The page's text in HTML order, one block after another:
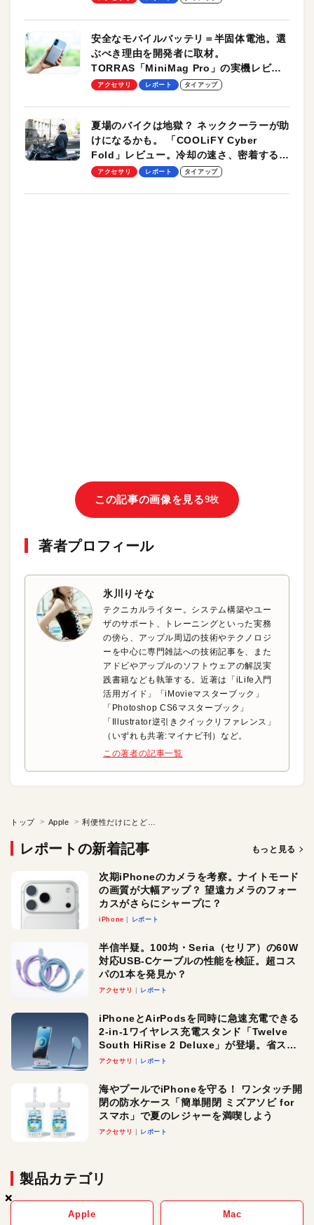
×
×
×
安全なモバイルバッテリ＝半固体電池。選
ぶべき理由を開発者に取材。
TORRAS「MiniMag Pro」の実機レビュ
ーも
アクセサリ レポート タイアップ
夏場のバイクは地獄？ ネッククーラーが助
けになるかも。 「COOLiFY Cyber
Fold」レビュー。冷却の速さ、密着する冷
却プレート、シンプルな操作性がグッド！
アクセサリ レポート タイアップ
この記事の画像を見る9枚
著者プロフィール
氷川りそな
テクニカルライター。システム構築やユー
ザのサポート、トレーニングといった実務
の傍ら、アップル周辺の技術やテクノロジ
ーを中心に専門雑誌への技術記事を、また
アドビやアップルのソフトウェアの解説実
践書籍なども執筆する。近著は「iLife入門
活用ガイド」「iMovieマスターブック」
「Photoshop CS6マスターブック」
「Illustrator逆引きクイックリファレンス」
（いずれも共著:マイナビ刊）など。
この著者の記事一覧
トップ Apple 利便性だけにとどまらない Apple SIMが見据える未来
レポートの新着記事 もっと見る
次期iPhoneのカメラを考察。ナイトモード
の画質が大幅アップ？ 望遠カメラのフォー
カスがさらにシャープに？
iPhone レポート
半信半疑。100均・Seria（セリア）の60W
対応USB-Cケーブルの性能を検証。超コス
パの1本を発見か？
アクセサリ レポート
iPhoneとAirPodsを同時に急速充電できる
2-in-1ワイヤレス充電スタンド「Twelve
South HiRise 2 Deluxe」が登場。省スペ
ースでおしゃれに充電したい人にオスス
アクセサリ レポート
海やプールでiPhoneを守る！ ワンタッチ開
閉の防水ケース「簡単開閉 ミズアソビ for
スマホ」で夏のレジャーを満喫しよう
アクセサリ レポート
製品カテゴリ
Apple Mac